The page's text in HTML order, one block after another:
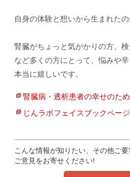
自身の体験と想いから生まれたの
腎臓がちょっと気がかりの方、
など多くの方にとって、悩みや
本当に嬉しいです。
腎臓病・透析患者の幸せのた
じんラボフェイスブックページ
こんな情報が知りたい、その他ご
ご意見をお寄せください!